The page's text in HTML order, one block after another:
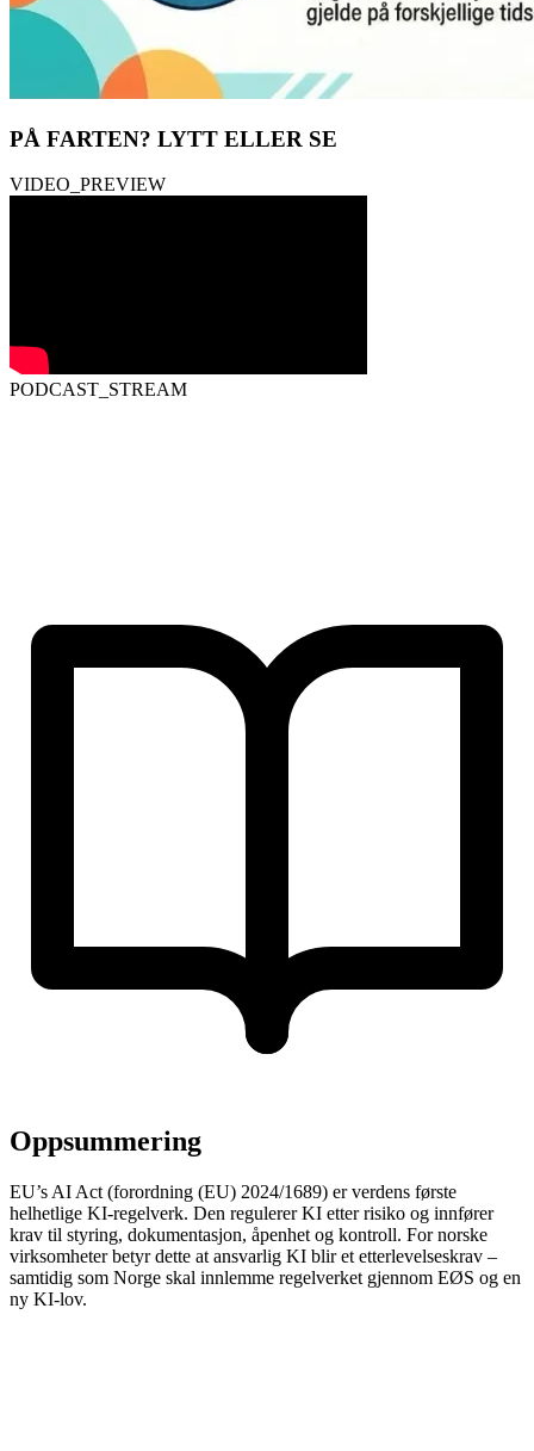
PÅ FARTEN? LYTT ELLER SE
VIDEO_PREVIEW
PODCAST_STREAM
Oppsummering
EU’s AI Act (forordning (EU) 2024/1689) er verdens første
helhetlige KI-regelverk. Den regulerer KI etter risiko og innfører
krav til styring, dokumentasjon, åpenhet og kontroll. For norske
virksomheter betyr dette at ansvarlig KI blir et etterlevelseskrav –
samtidig som Norge skal innlemme regelverket gjennom EØS og en
ny KI-lov.